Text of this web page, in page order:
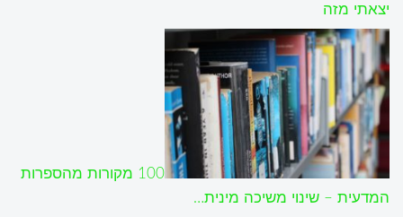
יצאתי מזה
100 מקורות מהספרות
המדעית – שינוי משיכה מינית…